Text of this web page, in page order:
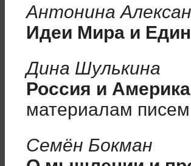
Антонина
Идеи Мира и
Дина Шулькина
Россия и
материалам
Семён Бокман